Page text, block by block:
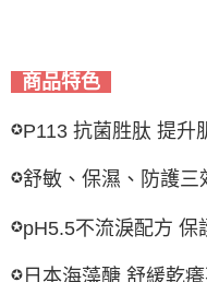
商品特色
✪P113 抗菌胜肽 提升
✪舒敏、保濕、防護三
✪pH5.5不流淚配方 保
✪ 日本海藻醣 舒緩乾